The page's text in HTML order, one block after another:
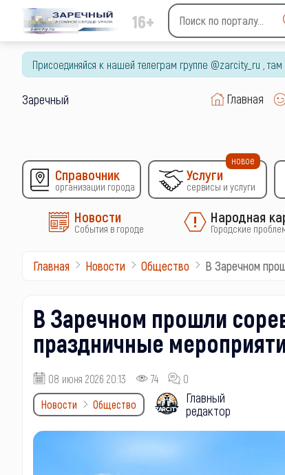
16+
Type 2 or more
for results.
Присоединяйся к нашей телеграм группе @zarcity_ru ,
Заречный Главная
Справочник
организации города
Услуги
сервисы и услуги
новое
Новости
События в городе
Народная
Городские
Главная Новости Общество В Заречном
В Заречном прошли
праздничные
08 июня 2026 20:13 74
0
Новости
Общество
Главный
редактор